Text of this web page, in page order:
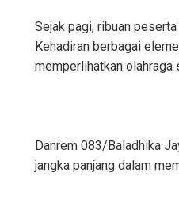
Sejak pagi, ribuan
Kehadiran berbagai
memperlihatkan
Danrem 083/Baladhika
jangka panjang dalam